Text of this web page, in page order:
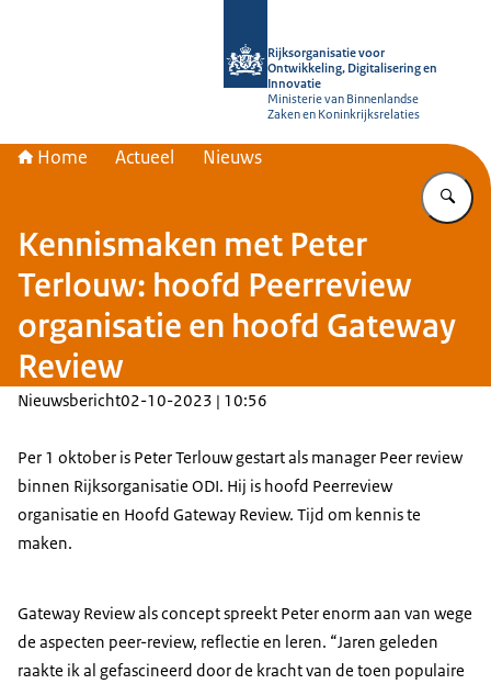
Rijksorganisatie voor
Ontwikkeling, Digitalisering en
Innovatie
Ministerie van Binnenlandse
Zaken en Koninkrijksrelaties
Home Actueel Nieuws
Kennismaken met Peter
Terlouw: hoofd Peerreview
organisatie en hoofd Gateway
Review
Nieuwsbericht02-10-2023 | 10:56
Per 1 oktober is Peter Terlouw gestart als manager Peer review
binnen Rijksorganisatie ODI. Hij is hoofd Peerreview
organisatie en Hoofd Gateway Review. Tijd om kennis te
maken.
Gateway Review als concept spreekt Peter enorm aan van wege
de aspecten peer-review, reflectie en leren. “Jaren geleden
raakte ik al gefascineerd door de kracht van de toen populaire